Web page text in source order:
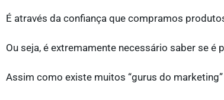
É através da confiança que compramos
Ou seja, é extremamente necessário saber se
Assim como existe muitos “gurus do